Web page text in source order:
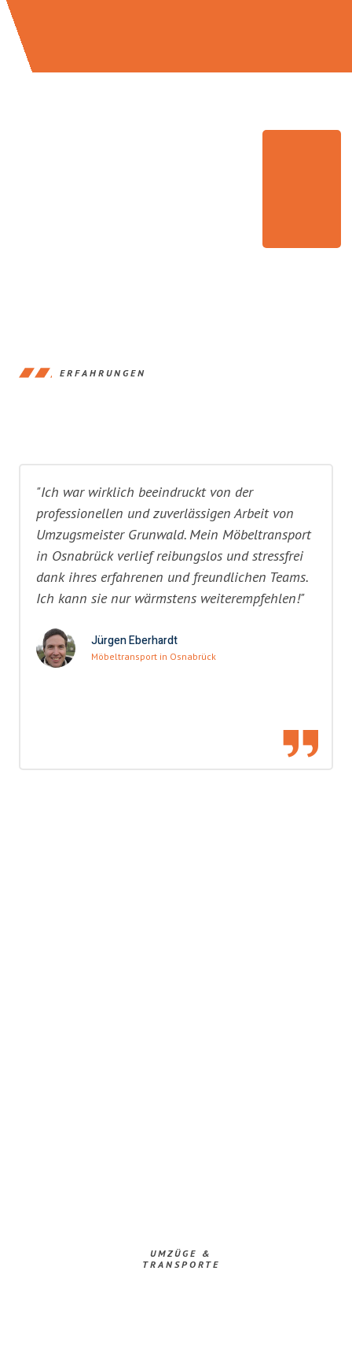
ERFAHRUNGEN
"Ich war wirklich beeindruckt von der
professionellen und zuverlässigen Arbeit von
Umzugsmeister Grunwald. Mein Möbeltransport
in Osnabrück verlief reibungslos und stressfrei
dank ihres erfahrenen und freundlichen Teams.
Ich kann sie nur wärmstens weiterempfehlen!"
Jürgen Eberhardt
Möbeltransport in Osnabrück
UMZÜGE &
TRANSPORTE